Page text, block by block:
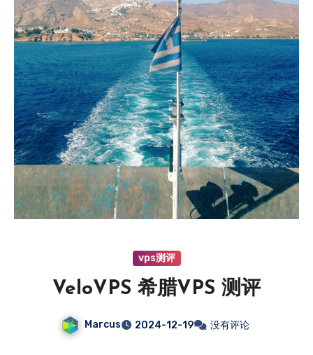
vps测评
VeloVPS 希腊VPS 测评
Marcus 2024-12-19 没有评论